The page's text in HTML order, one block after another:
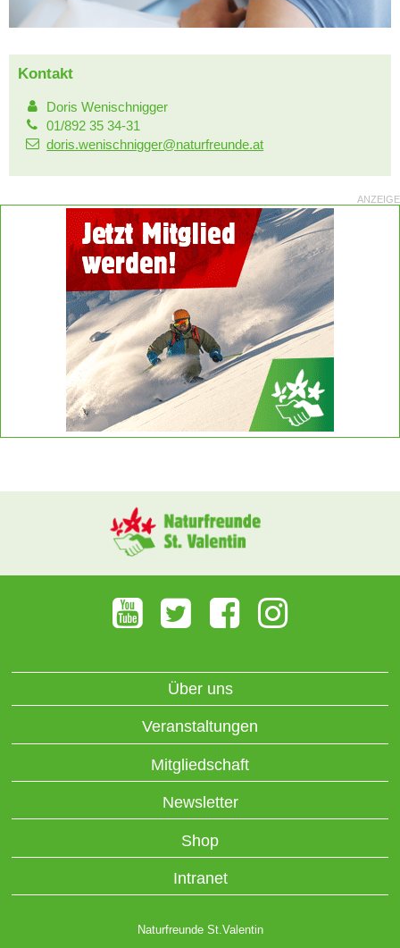
Kontakt
Doris Wenischnigger
01/892 35 34-31
doris.wenischnigger@naturfreunde.at
ANZEIGE
Über uns
Veranstaltungen
Mitgliedschaft
Newsletter
Shop
Intranet
Naturfreunde St.Valentin